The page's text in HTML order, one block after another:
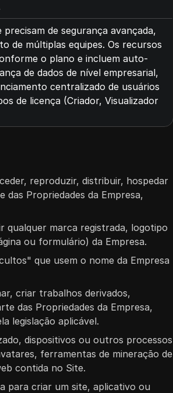
de segurança avançada,
de múltiplas equipes. Os recursos
o plano e incluem auto-
de dados de nível empresarial,
centralizado de usuários
de licença (Criador, Visualizador
reproduzir, distribuir, hospedar
Propriedades da Empresa,
qualquer marca registrada, logotipo
ou formulário) da Empresa.
que usem o nome da Empresa
criar trabalhos derivados,
das Propriedades da Empresa,
legislação aplicável.
dispositivos ou outros processos
ferramentas de mineração de
contida no Site.
para criar um site, aplicativo ou